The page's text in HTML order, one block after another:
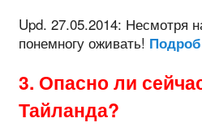
Upd. 27.05.2014: Несмотря
понемногу оживать!
3. Опасно ли
Тайланда?